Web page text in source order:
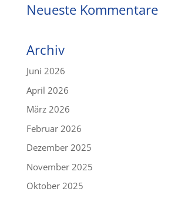
Neueste Kommentare
Archiv
Juni 2026
April 2026
März 2026
Februar 2026
Dezember 2025
November 2025
Oktober 2025